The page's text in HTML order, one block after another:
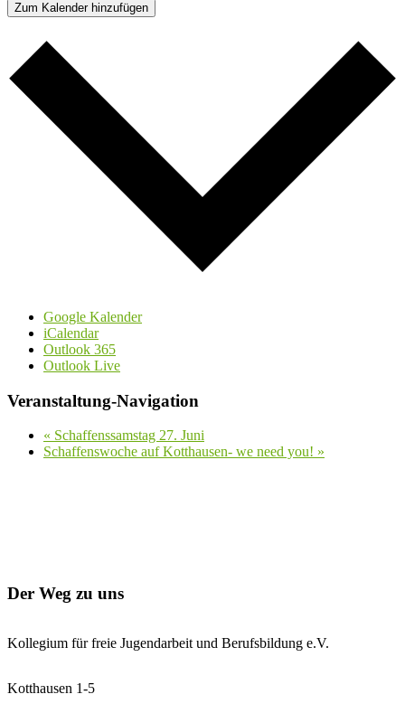
Zum Kalender hinzufügen
Google Kalender
iCalendar
Outlook 365
Outlook Live
Veranstaltung-Navigation
« Schaffenssamstag 27. Juni
Schaffenswoche auf Kotthausen- we need you! »
Der Weg zu uns
Kollegium für freie Jugendarbeit und Berufsbildung e.V.
Kotthausen 1-5